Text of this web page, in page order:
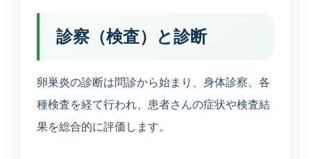
診察（検査）と診断
卵巣炎の診断は問診から始まり、身体診察、各
種検査を経て行われ、患者さんの症状や検査結
果を総合的に評価します。